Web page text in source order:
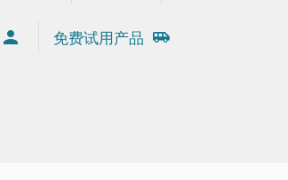
免费试用产品